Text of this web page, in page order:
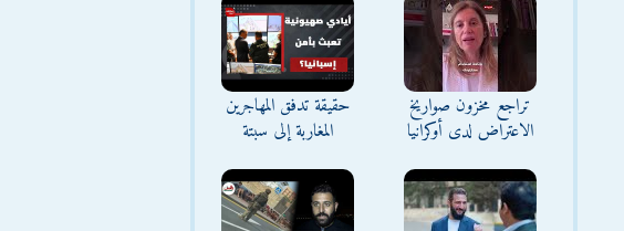
تراجع مخزون صواريخ
الاعتراض لدى أوكرانيا
حقيقة تدفق المهاجرين
المغاربة إلى سبتة